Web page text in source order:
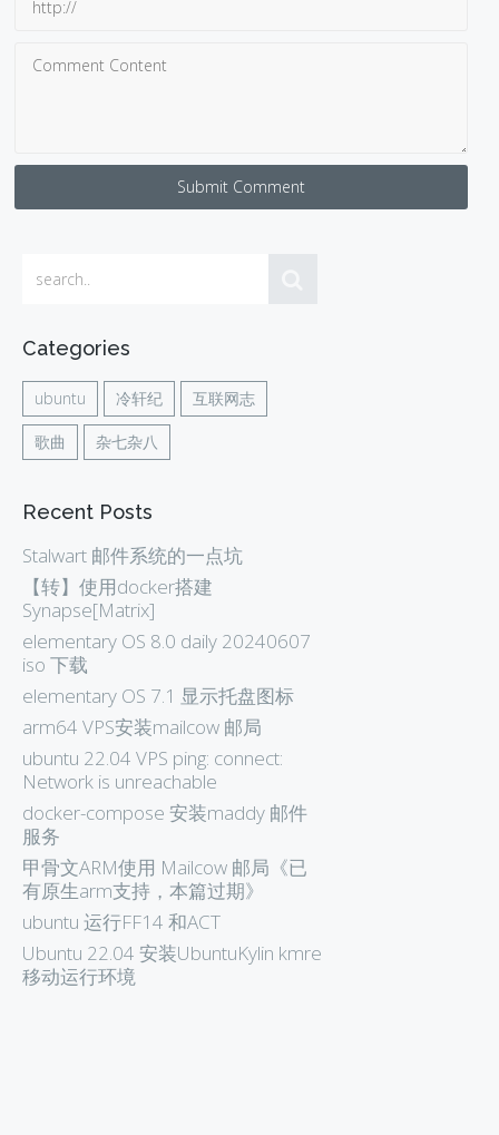
Submit Comment
Categories
ubuntu 冷轩纪 互联网志
歌曲 杂七杂八
Recent Posts
Stalwart 邮件系统的一点坑
【转】使用docker搭建
Synapse[Matrix]
elementary OS 8.0 daily 20240607
iso 下载
elementary OS 7.1 显示托盘图标
arm64 VPS安装mailcow 邮局
ubuntu 22.04 VPS ping: connect:
Network is unreachable
docker-compose 安装maddy 邮件
服务
甲骨文ARM使用 Mailcow 邮局《已
有原生arm支持，本篇过期》
ubuntu 运行FF14 和ACT
Ubuntu 22.04 安装UbuntuKylin kmre
移动运行环境